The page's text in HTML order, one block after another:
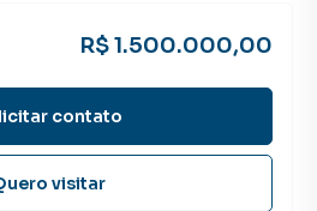
R$ 1.500.000,00
contato
visitar